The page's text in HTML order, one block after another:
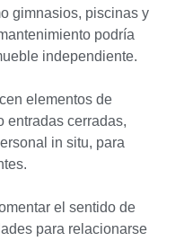
gimnasios, piscinas y
podría
independiente.
elementos de
entradas cerradas,
in situ, para
el sentido de
para relacionarse